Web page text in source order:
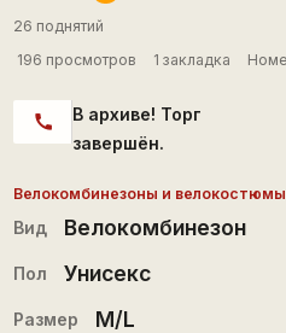
26 поднятий
196 просмотров
1 закладка
call
В архиве! Торг
завершён.
Велокомбинезоны и велокостюмы
Вид Велокомбинезон
Пол Унисекс
Размер M/L